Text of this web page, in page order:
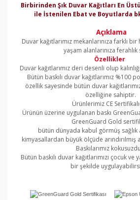
Birbirinden Şık Duvar Kağıtları En
ile İstenilen Ebat ve Boyutlarda
Açıklama
Duvar kağıtlarımız mekanlarınıza farklı
yaşam alanlarınıza ferahlık
Özellikler
Duvar kağıtlarımız deri desenli olup
Bütün baskılı duvar kağıtlarımız %100
özellik sayesinde bütün duvar
özelliğine sahiptir.
Ürünlerimiz CE
Ürünün üzerine uygulanan baskı
GreenGuard Gold
bütün dünyada kabul görmüş sağlık
kimyasallardan büyük ölçüde arındırılmış
Baskılarımız
Bütün baskılı duvar kağıtlarımızı çocuk
bir şekilde